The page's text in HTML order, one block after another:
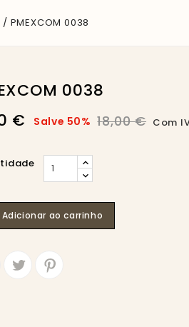
PMEXCOM 0038
0038
€
Salve 50% 18,00 € Com
Adicionar ao carrinho